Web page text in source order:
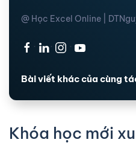
@ Học Excel Online |
· · ·
Bài viết khác của cùng
Khóa học mới